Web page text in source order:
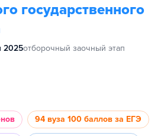
государственного
2025отборочный заочный этап
94 вуза 100 баллов за ЕГЭ